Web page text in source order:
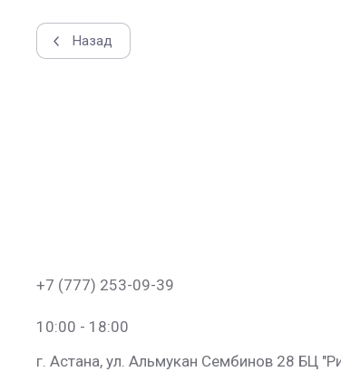
Назад
+7 (777) 253-09-39
10:00 - 18:00
г. Астана, ул. Альмукан Сембинов 28 БЦ